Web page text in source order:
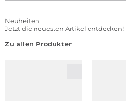
Neuheiten
Jetzt die neuesten Artikel entdecken!
Zu allen Produkten